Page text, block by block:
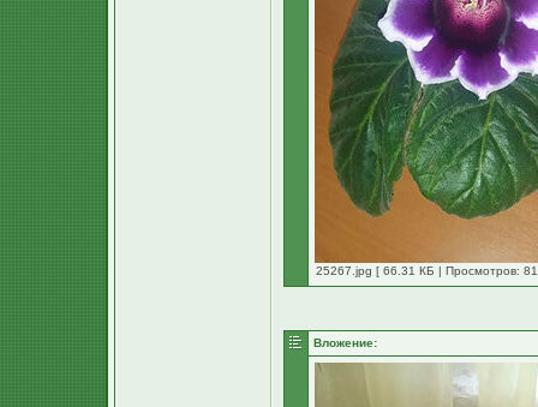
25267.jpg [ 66.31 КБ | Просмотров:
Вложение: